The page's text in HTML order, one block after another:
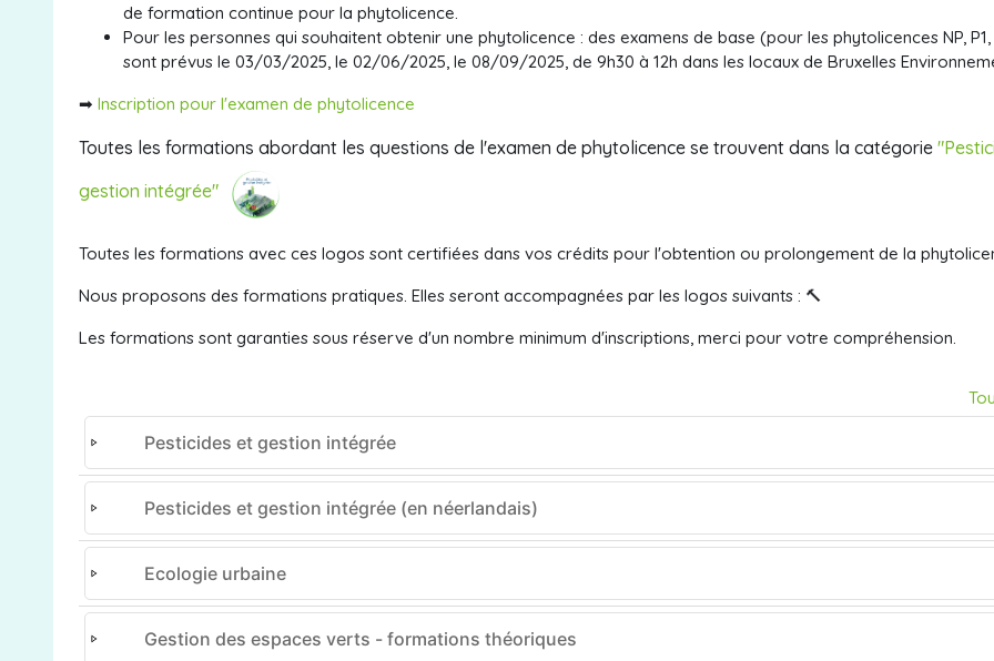
de formation continue pour la phytolicence.
Pour les personnes qui souhaitent obtenir une phytolicence : des examens de base (pour les phytolicences NP, P1,
sont prévus le 03/03/2025, le 02/06/2025, le 08/09/2025, de 9h30 à 12h dans les locaux de Bruxelles
➡ Inscription pour l'examen de phytolicence
Toutes les formations abordant les questions de l'examen de phytolicence se trouvent dans la catégorie
gestion intégrée"
Toutes les formations avec ces logos sont certifiées dans vos crédits pour l'obtention ou prolongement de la
Nous proposons des formations pratiques. Elles seront accompagnées par les logos suivants : 🔨
Les formations sont garanties sous réserve d'un nombre minimum d'inscriptions, merci pour votre compréhension.
Pesticides et gestion intégrée
Pesticides et gestion intégrée (en néerlandais)
Ecologie urbaine
Gestion des espaces verts - formations théoriques